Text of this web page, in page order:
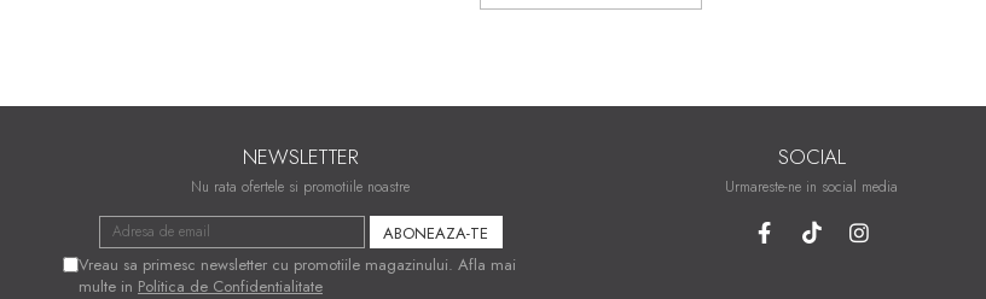
NEWSLETTER
Nu rata ofertele si promotiile noastre
Vreau sa primesc newsletter cu promotiile magazinului. Afla mai
multe in Politica de Confidentialitate
SOCIAL
Urmareste-ne in social media